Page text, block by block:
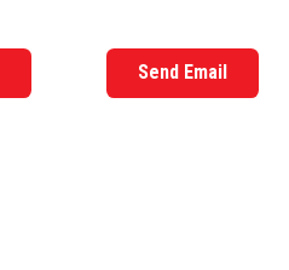
Send Email